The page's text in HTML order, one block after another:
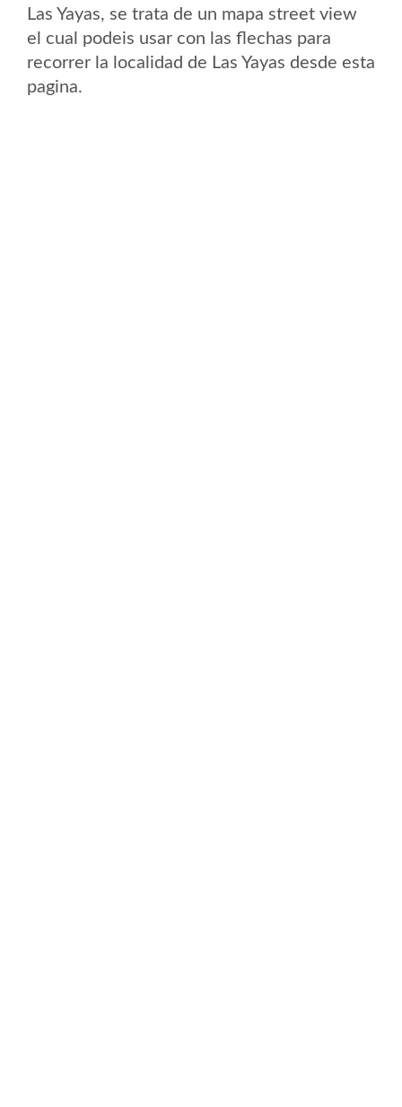
Las Yayas, se trata de un mapa street view
el cual podeis usar con las flechas para
recorrer la localidad de Las Yayas desde esta
pagina.